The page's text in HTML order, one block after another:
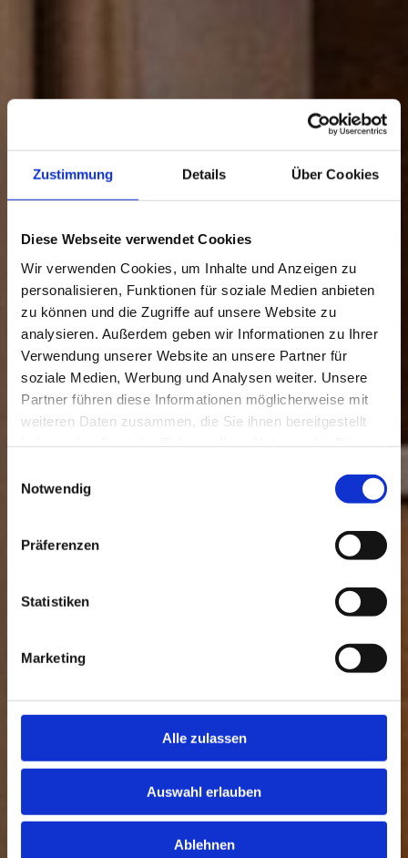
Zustimmung Details Über Cookies
Diese Webseite verwendet Cookies
Wir verwenden Cookies, um Inhalte und Anzeigen zu
personalisieren, Funktionen für soziale Medien anbieten
zu können und die Zugriffe auf unsere Website zu
analysieren. Außerdem geben wir Informationen zu Ihrer
Verwendung unserer Website an unsere Partner für
soziale Medien, Werbung und Analysen weiter. Unsere
Partner führen diese Informationen möglicherweise mit
weiteren Daten zusammen, die Sie ihnen bereitgestellt
Notwendig
Präferenzen
Statistiken
Marketing
Alle zulassen
Auswahl erlauben
Ablehnen